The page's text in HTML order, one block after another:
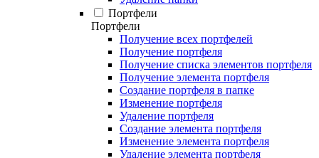
Портфели
Портфели
Получение всех портфелей
Получение портфеля
Получение списка элементов портфеля
Получение элемента портфеля
Создание портфеля в папке
Изменение портфеля
Удаление портфеля
Создание элемента портфеля
Изменение элемента портфеля
Удаление элемента портфеля